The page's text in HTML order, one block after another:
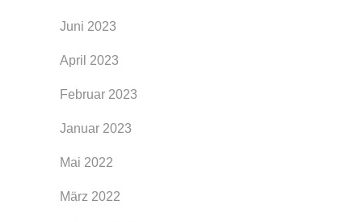
Juni 2023
April 2023
Februar 2023
Januar 2023
Mai 2022
März 2022